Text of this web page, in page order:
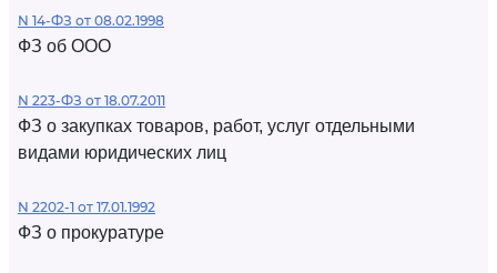
N 14-ФЗ от 08.02.1998
ФЗ об ООО
N 223-ФЗ от 18.07.2011
ФЗ о закупках товаров, работ, услуг отдельными
видами юридических лиц
N 2202-1 от 17.01.1992
ФЗ о прокуратуре